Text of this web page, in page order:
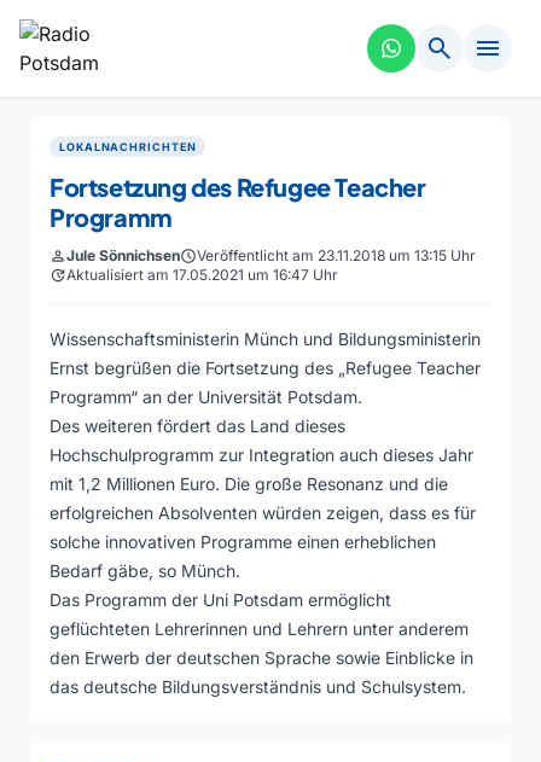
search menu
LOKALNACHRICHTEN
Fortsetzung des Refugee Teacher
Programm
personJule SönnichsenscheduleVeröffentlicht am 23.11.2018 um 13:15 Uhr
updateAktualisiert am 17.05.2021 um 16:47 Uhr
Wissenschaftsministerin Münch und Bildungsministerin
Ernst begrüßen die Fortsetzung des „Refugee Teacher
Programm“ an der Universität Potsdam.
Des weiteren fördert das Land dieses
Hochschulprogramm zur Integration auch dieses Jahr
mit 1,2 Millionen Euro. Die große Resonanz und die
erfolgreichen Absolventen würden zeigen, dass es für
solche innovativen Programme einen erheblichen
Bedarf gäbe, so Münch.
Das Programm der Uni Potsdam ermöglicht
geflüchteten Lehrerinnen und Lehrern unter anderem
den Erwerb der deutschen Sprache sowie Einblicke in
das deutsche Bildungsverständnis und Schulsystem.